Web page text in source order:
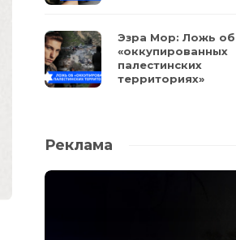
Эзра Мор: Ложь об
«оккупированных
палестинских
территориях»
Реклама